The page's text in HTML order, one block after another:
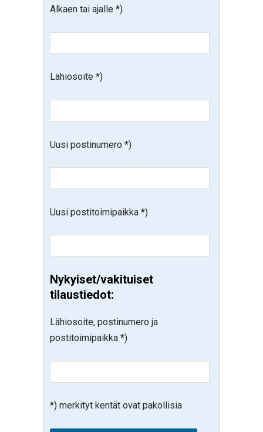
Alkaen tai ajalle *)
Lähiosoite *)
Uusi postinumero *)
Uusi postitoimipaikka *)
Nykyiset/vakituiset
tilaustiedot:
Lähiosoite, postinumero ja
postitoimipaikka *)
*) merkityt kentät ovat pakollisia